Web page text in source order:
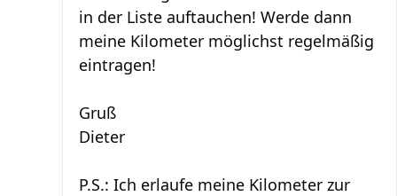
in der Liste auftauchen! Werde dann
meine Kilometer möglichst regelmäßig
eintragen!
Gruß
Dieter
P.S.: Ich erlaufe meine Kilometer zur